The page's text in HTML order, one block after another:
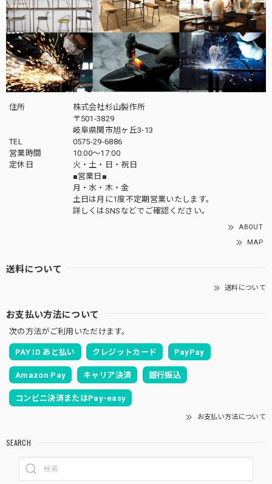
住所
株式会社杉山製作所
〒501-3829
岐阜県関市旭ヶ丘3-13
TEL
0575-29-6886
営業時間
10:00～17:00
定休日
火・土・日・祝日
■営業日■
月・水・木・金
土日は月に1度不定期営業いたします。
詳しくはSNSなどでご確認ください。
ABOUT
MAP
送料について
送料について
お支払い方法について
次の方法がご利用いただけます。
PAY ID あと払い クレジットカード PayPay
Amazon Pay キャリア決済 銀行振込
コンビニ決済またはPay-easy
お支払い方法について
SEARCH